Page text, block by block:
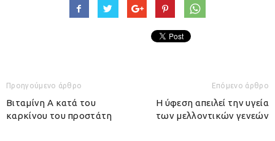
Προηγούμενο άρθρο
Βιταμίνη Α κατά του
καρκίνου του προστάτη
Επόμενο άρθρο
Η ύφεση απειλεί την υγεία
των μελλοντικών γενεών